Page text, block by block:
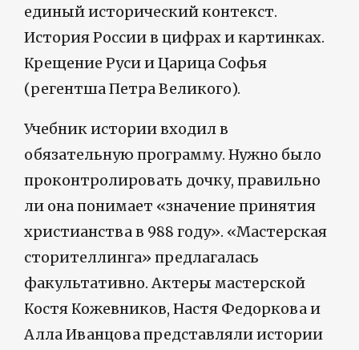
единый исторический контекст.
История России в цифрах и картинках.
Крещение Руси и Царица Софья
(регентша Петра Великого).
Учебник истории входил в
обязательную программу. Нужно было
проконтролировать дочку, правильно
ли она понимает «значение принятия
христианства в 988 году». «Мастерская
сторителлинга» предлагалась
факультативно. Актеры мастерской
Костя Кожевников, Настя Федоркова и
Алла Иванцова представляли истории